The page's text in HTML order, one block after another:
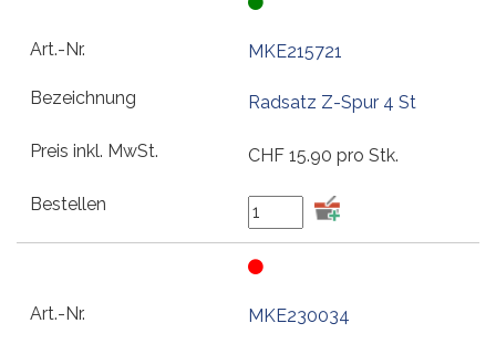
MKE215721
Radsatz Z-Spur 4 St
CHF 15.90 pro Stk.
MKE230034